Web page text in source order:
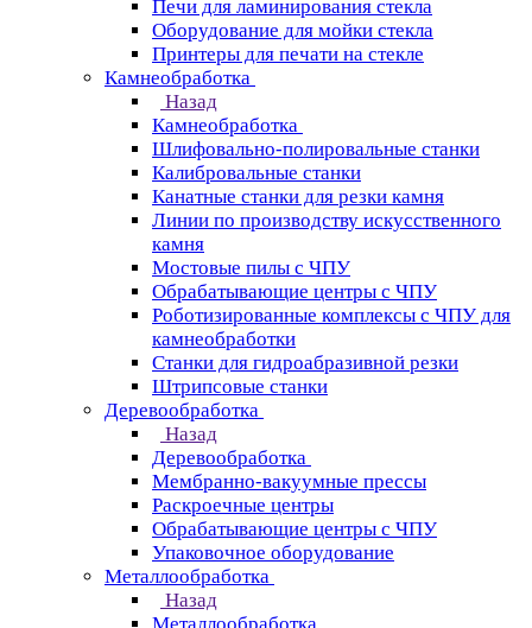
Печи для ламинирования стекла
Оборудование для мойки стекла
Принтеры для печати на стекле
Камнеобработка
Назад
Камнеобработка
Шлифовально-полировальные станки
Калибровальные станки
Канатные станки для резки камня
Линии по производству искусственного
камня
Мостовые пилы с ЧПУ
Обрабатывающие центры с ЧПУ
Роботизированные комплексы с ЧПУ для
камнеобработки
Станки для гидроабразивной резки
Штрипсовые станки
Деревообработка
Назад
Деревообработка
Мембранно-вакуумные прессы
Раскроечные центры
Обрабатывающие центры с ЧПУ
Упаковочное оборудование
Металлообработка
Назад